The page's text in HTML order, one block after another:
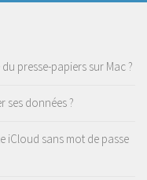
presse-papiers sur Mac ?
ses données ?
iCloud sans mot de passe